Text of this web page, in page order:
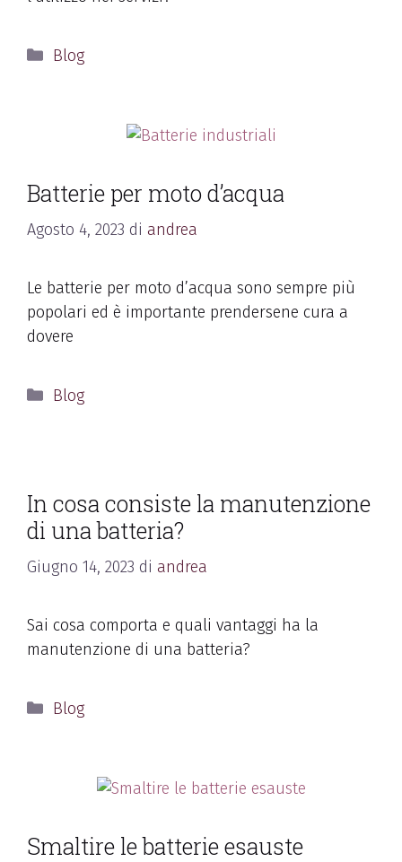
Blog
Batterie per moto d’acqua
Agosto 4, 2023 di andrea
Le batterie per moto d’acqua sono sempre più
popolari ed è importante prendersene cura a
dovere
Blog
In cosa consiste la manutenzione
di una batteria?
Giugno 14, 2023 di andrea
Sai cosa comporta e quali vantaggi ha la
manutenzione di una batteria?
Blog
Smaltire le batterie esauste